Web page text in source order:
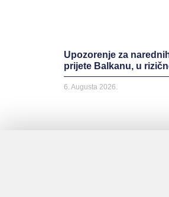
Upozorenje za
prijete Balkanu, u
6. Augusta 2026.